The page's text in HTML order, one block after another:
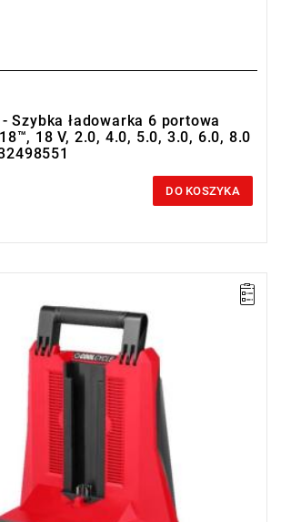
- Szybka ładowarka 6 portowa
18 V, 2.0, 4.0, 5.0, 3.0, 6.0, 8.0
DO KOSZYKA